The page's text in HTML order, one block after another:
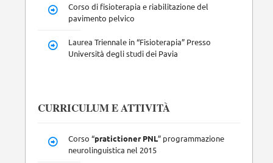
Corso di fisioterapia e riabilitazione del
pavimento pelvico
Laurea Triennale in “Fisioterapia” Presso
Università degli studi dei Pavia
CURRICULUM E ATTIVITÀ
Corso “pratictioner PNL” programmazione
neurolinguistica nel 2015